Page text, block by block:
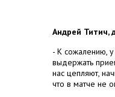
Андрей Титич,
- К сожалению,
выдержать
нас цепляют,
что в матче не